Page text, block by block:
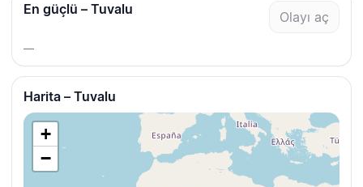
En güçlü – Tuvalu Olayı aç
—
Harita – Tuvalu
+
−